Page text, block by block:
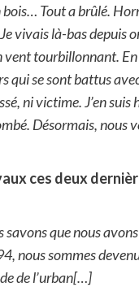
Tout a brûlé.
vivais là-bas depuis
vent tourbillonnant.
qui se sont battus
ni victime. J’en suis
Désormais, nous
ces deux
savons que nous
nous sommes
de l’urban[…]